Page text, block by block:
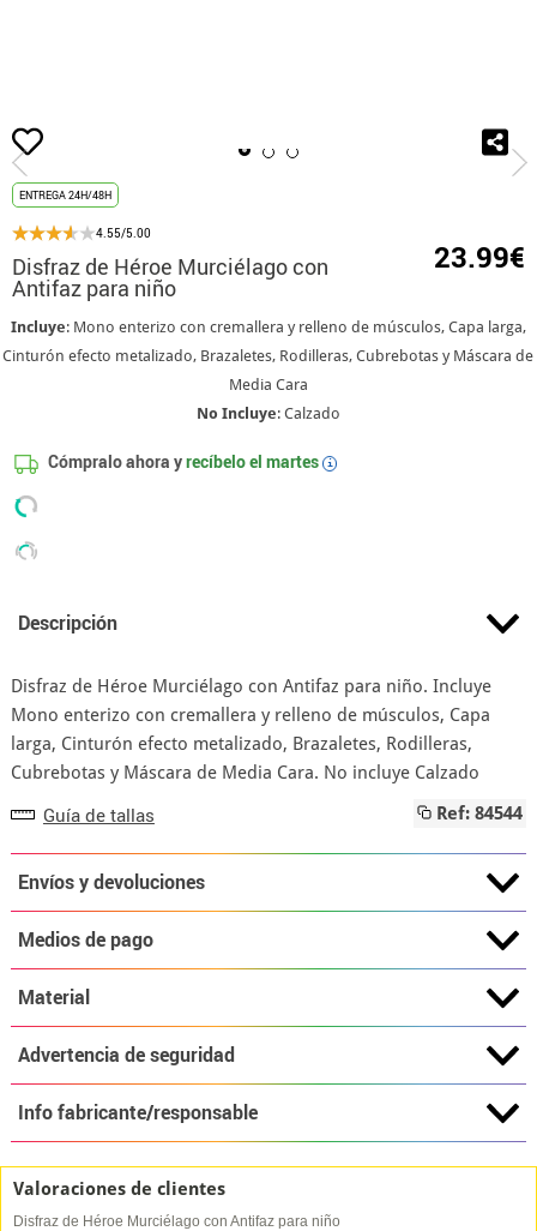
Inicio Disfraz de Héroe Murciélago
ENTREGA 24H/48H
4.55/5.00
Disfraz de Héroe Murciélago con
Antifaz para niño
23.99€
Incluye: Mono enterizo con cremallera y relleno de músculos, Capa larga,
Cinturón efecto metalizado, Brazaletes, Rodilleras, Cubrebotas y Máscara de
Media Cara
No Incluye: Calzado
Cómpralo ahora yrecíbelo el martes i
Descripción
Disfraz de Héroe Murciélago con Antifaz para niño. Incluye
Mono enterizo con cremallera y relleno de músculos, Capa
larga, Cinturón efecto metalizado, Brazaletes, Rodilleras,
Cubrebotas y Máscara de Media Cara. No incluye Calzado
Guía de tallas Ref: 84544
Envíos y devoluciones
Medios de pago
Material
Advertencia de seguridad
Info fabricante/responsable
Valoraciones de clientes
Disfraz de Héroe Murciélago con Antifaz para niño